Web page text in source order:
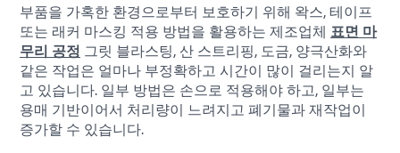
부품을 가혹한 환경으로부터 보호하기 위해 왁스, 테이프
또는 래커 마스킹 적용 방법을 활용하는 제조업체 표면 마
무리 공정 그릿 블라스팅, 산 스트리핑, 도금, 양극산화와
같은 작업은 얼마나 부정확하고 시간이 많이 걸리는지 알
고 있습니다. 일부 방법은 손으로 적용해야 하고, 일부는
용매 기반이어서 처리량이 느려지고 폐기물과 재작업이
증가할 수 있습니다.